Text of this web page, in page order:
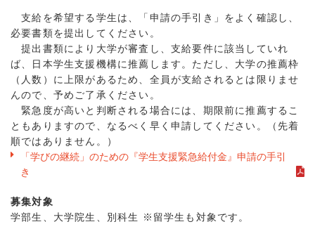
支給を希望する学生は、「申請の手引き」をよく確認し、
必要書類を提出してください。
提出書類により大学が審査し、支給要件に該当していれ
ば、日本学生支援機構に推薦します。ただし、大学の推薦枠
（人数）に上限があるため、全員が支給されるとは限りませ
んので、予めご了承ください。
緊急度が高いと判断される場合には、期限前に推薦するこ
ともありますので、なるべく早く申請してください。（先着
順ではありません。）
「学びの継続」のための『学生支援緊急給付金』申請の手引
き
募集対象
学部生、大学院生、別科生 ※留学生も対象です。